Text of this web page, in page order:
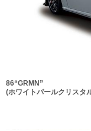
86“GRMN”
(ホワイトパールクリスタ